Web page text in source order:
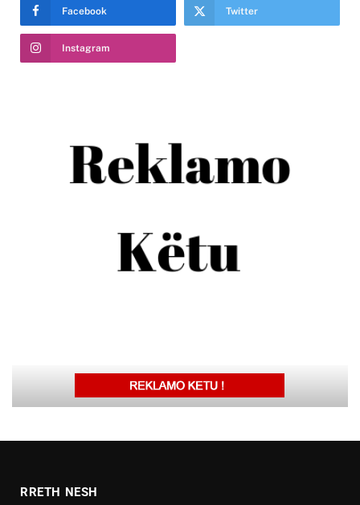
Facebook Twitter
Instagram
RRETH NESH